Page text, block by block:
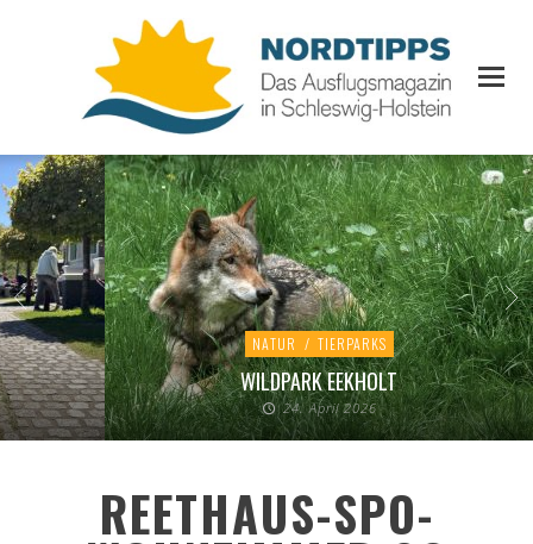
NATUR / TIERPARKS
WILDPARK EEKHOLT
24. April 2026
REETHAUS-SPO-